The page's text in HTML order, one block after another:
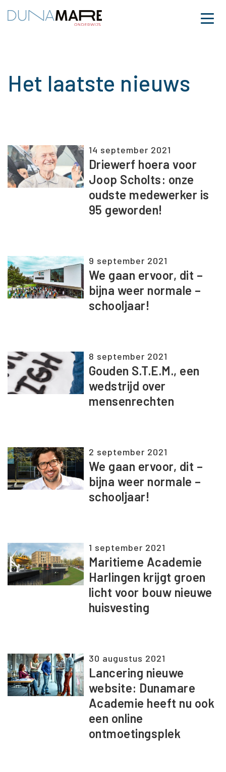
Menu
Het laatste nieuws
14 september 2021
Driewerf hoera voor
Joop Scholts: onze
oudste medewerker is
95 geworden!
9 september 2021
We gaan ervoor, dit –
bijna weer normale –
schooljaar!
8 september 2021
Gouden S.T.E.M., een
wedstrijd over
mensenrechten
2 september 2021
We gaan ervoor, dit –
bijna weer normale –
schooljaar!
1 september 2021
Maritieme Academie
Harlingen krijgt groen
licht voor bouw nieuwe
huisvesting
30 augustus 2021
Lancering nieuwe
website: Dunamare
Academie heeft nu ook
een online
ontmoetingsplek